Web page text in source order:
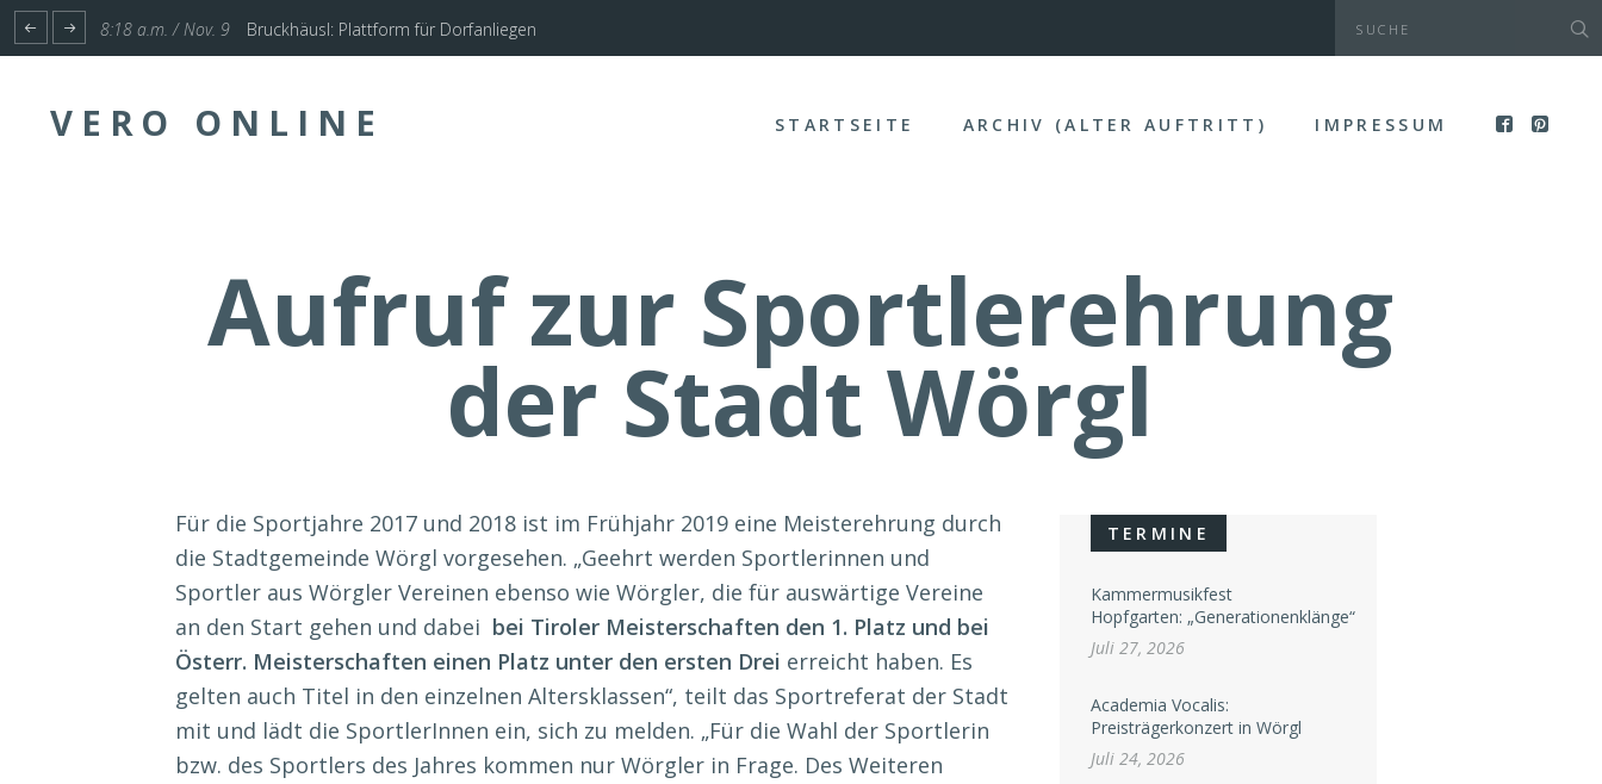
1:17 p.m. / Nov. 4 Start für Planung Hochwasserschutz Unterinntal
VERO ONLINE STARTSEITE ARCHIV (ALTER AUFTRITT) IMPRESSUM
Aufruf zur Sportlerehrung
der Stadt Wörgl
Für die Sportjahre 2017 und 2018 ist im Frühjahr 2019 eine Meisterehrung durch
die Stadtgemeinde Wörgl vorgesehen. „Geehrt werden Sportlerinnen und
Sportler aus Wörgler Vereinen ebenso wie Wörgler, die für auswärtige Vereine
an den Start gehen und dabei bei Tiroler Meisterschaften den 1. Platz und bei
Österr. Meisterschaften einen Platz unter den ersten Drei erreicht haben. Es
gelten auch Titel in den einzelnen Altersklassen“, teilt das Sportreferat der Stadt
mit und lädt die SportlerInnen ein, sich zu melden. „Für die Wahl der Sportlerin
bzw. des Sportlers des Jahres kommen nur Wörgler in Frage. Des Weiteren
TERMINE
Kammermusikfest
Hopfgarten: „Generationenklänge“
Juli 27, 2026
Academia Vocalis:
Preisträgerkonzert in Wörgl
Juli 24, 2026